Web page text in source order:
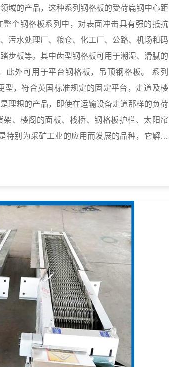
域的产品，这种系列钢格板的受荷扁钢中心距
个钢格板系列中，对表面冲击具有强的抵抗
污水处理厂、粮仓、化工厂、公路、机场和码
步板等。其中齿型钢格板可用于潮湿、滑腻的
外可用于平台钢格板，吊顶钢格板。 系列
型，符合英国标准规定的固定平台，走道及楼
理想的产品，即使在运输设备走道那样的负荷
、楼阁的面板、栈桥、钢格板护栏、太阳帘
特别为采矿工业的应用而发展的品种，它解决